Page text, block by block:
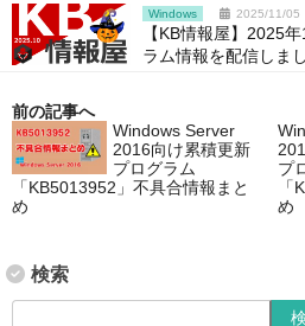
Windows 2025/11/05
【KB情報屋】2025
ラム情報を配信しま
前の記事へ
Windows Server
2016向け累積更新
プログラム
「KB5013952」不具合情報まと
め
プ
め
検索